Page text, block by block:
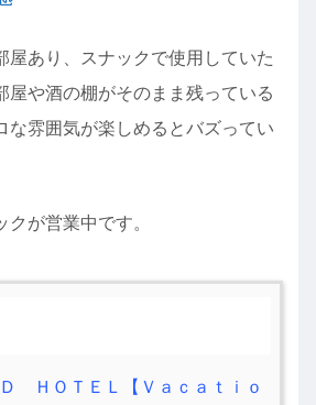
屋あり、スナックで使用していた
屋や酒の棚がそのまま残っている
な雰囲気が楽しめるとバズってい
クが営業中です。
ＨＯＴＥＬ【Ｖａｃａｔｉｏ